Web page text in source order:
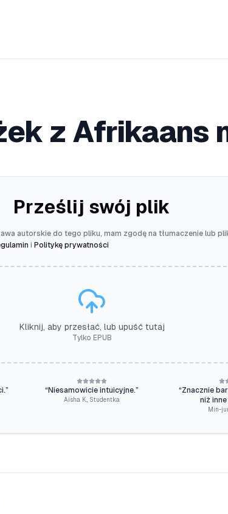
z Afrikaans
Prześlij swój plik
autorskie do tego pliku, mam zgodę na tłumaczenie lub
i Politykę prywatności
Kliknij, aby przesłać, lub upuść tutaj
Tylko EPUB
” “ Niesamowicie intuicyjne.”
Aisha K. Studentka
“Znacznie
niż
Min-